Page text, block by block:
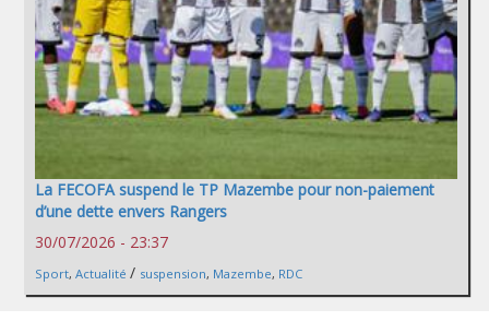
La FECOFA suspend le TP Mazembe pour non-paiement
d’une dette envers Rangers
30/07/2026 - 23:37
Sport, Actualité / suspension, Mazembe, RDC